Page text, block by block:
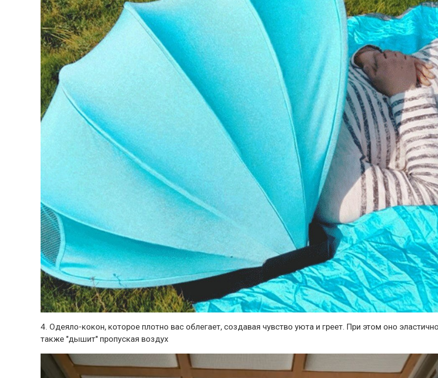
4. Одеяло-кокон, которое плотно вас облегает, создавая чувство уюта и греет. При этом оно
также "дышит" пропуская воздух